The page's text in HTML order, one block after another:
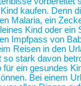
kaufen. Denn
Malaria, ein
Kind oder
Impfpass von
Reisen in den
stark davon
ein gesundes
Bei einem